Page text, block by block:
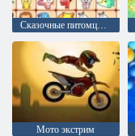
Мото экстрим